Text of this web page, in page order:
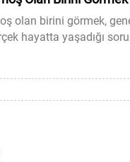
olan birini görmek,
hayatta yaşadığı